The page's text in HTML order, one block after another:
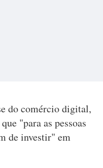
do comércio digital,
"para as pessoas
de investir" em